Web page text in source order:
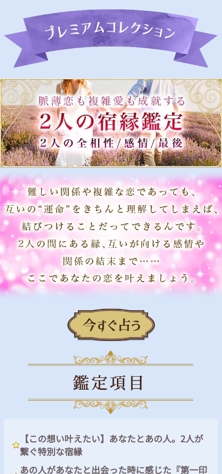
【この想い叶えたい】あなたとあの人。2人が
繋ぐ特別な宿縁
あの人があなたと出会った時に感じた『第一印